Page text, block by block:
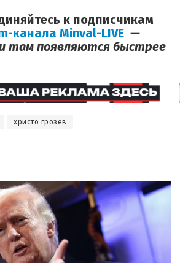
к подписчикам
канала Minval-LIVE —
там появляются быстрее
христо грозев